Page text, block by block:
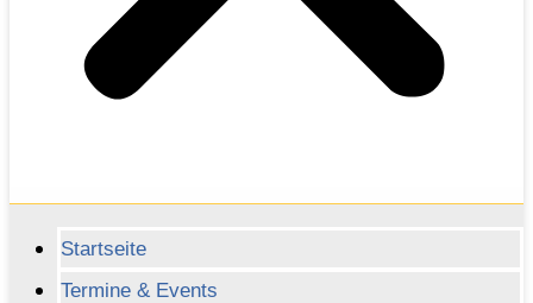
Startseite
Termine & Events